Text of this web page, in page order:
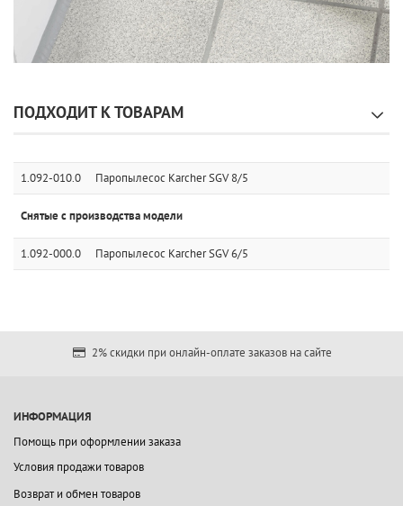
ПОДХОДИТ К ТОВАРАМ
1.092-010.0 Паропылесос Karcher SGV 8/5
Снятые с производства модели
1.092-000.0 Паропылесос Karcher SGV 6/5
2% скидки при онлайн-оплате заказов на сайте
ИНФОРМАЦИЯ
Помощь при оформлении заказа
Условия продажи товаров
Возврат и обмен товаров